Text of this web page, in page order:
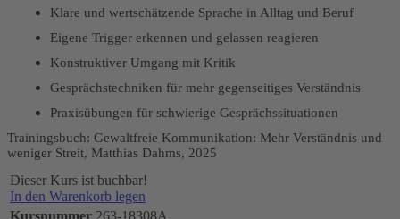
Klare und wertschätzende Sprache in Alltag und Beruf
Eigene Trigger erkennen und gelassen reagieren
Konstruktiver Umgang mit Kritik
Gesprächstechniken für mehr gegenseitiges Verständnis
Praxisübungen für schwierige Gesprächssituationen
Trainingsbuch: Gewaltfreie Kommunikation: Mehr Verständnis und
weniger Streit, Matthias Dahms, 2025
Dieser Kurs ist buchbar!
In den Warenkorb legen
Kursnummer 263-18308A